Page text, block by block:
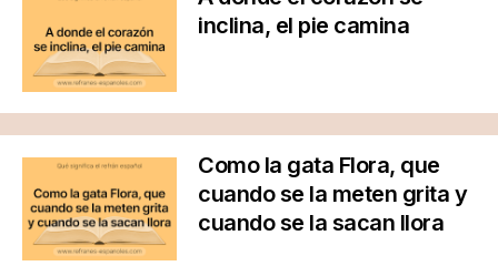
inclina, el pie camina
Como la gata Flora, que
cuando se la meten grita y
cuando se la sacan llora